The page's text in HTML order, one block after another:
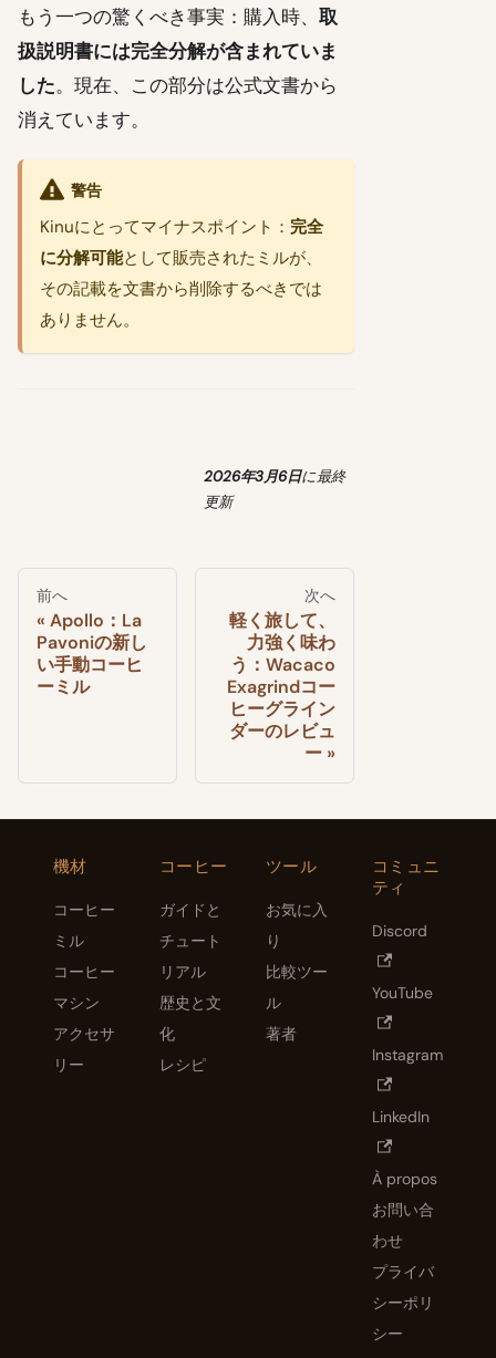
もう一つの驚くべき事実：購入時、 取
扱説明書には完全分解が含まれていま
した。現在、この部分は公式文書から
消えています。
警告
Kinuにとってマイナスポイント： 完全
に分解可能として販売されたミルが、
その記載を文書から削除するべきでは
ありません。
2026年3月6日に最終
更新
前へ
Apollo：La
Pavoniの新し
い手動コーヒ
ーミル
次へ
軽く旅して、
力強く味わ
う：Wacaco
Exagrindコー
ヒーグライン
ダーのレビュ
ー
機材
コーヒー
ミル
コーヒー
マシン
アクセサ
リー
コーヒー
ガイドと
チュート
リアル
歴史と文
化
レシピ
ツール
お気に入
り
比較ツー
ル
著者
コミュニ
ティ
Discord
YouTube
Instagram
LinkedIn
À propos
お問い合
わせ
プライバ
シーポリ
シー